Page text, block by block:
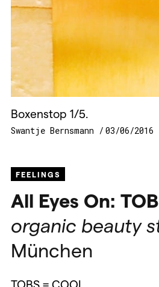
Boxenstop 1/5.
Swantje Bernsmann 03/06/2016
FEELINGS
All Eyes On:
organic beauty
München